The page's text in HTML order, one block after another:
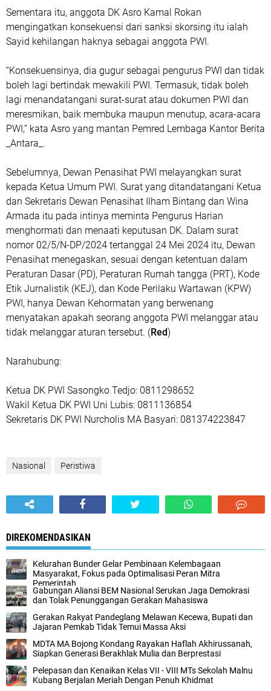
Sementara itu, anggota DK Asro Kamal Rokan
mengingatkan konsekuensi dari sanksi skorsing itu ialah
Sayid kehilangan haknya sebagai anggota PWI.
“Konsekuensinya, dia gugur sebagai pengurus PWI dan tidak
boleh lagi bertindak mewakili PWI. Termasuk, tidak boleh
lagi menandatangani surat-surat atau dokumen PWI dan
meresmikan, baik membuka maupun menutup, acara-acara
PWI,” kata Asro yang mantan Pemred Lembaga Kantor Berita
_Antara_.
Sebelumnya, Dewan Penasihat PWI melayangkan surat
kepada Ketua Umum PWI. Surat yang ditandatangani Ketua
dan Sekretaris Dewan Penasihat Ilham Bintang dan Wina
Armada itu pada intinya meminta Pengurus Harian
menghormati dan menaati keputusan DK. Dalam surat
nomor 02/5/N-DP/2024 tertanggal 24 Mei 2024 itu, Dewan
Penasihat menegaskan, sesuai dengan ketentuan dalam
Peraturan Dasar (PD), Peraturan Rumah tangga (PRT), Kode
Etik Jurnalistik (KEJ), dan Kode Perilaku Wartawan (KPW)
PWI, hanya Dewan Kehormatan yang berwenang
menyatakan apakah seorang anggota PWI melanggar atau
tidak melanggar aturan tersebut. (Red)
Narahubung:
Ketua DK PWI Sasongko Tedjo: 0811298652
Wakil Ketua DK PWI Uni Lubis: 0811136854
Sekretaris DK PWI Nurcholis MA Basyari: 081374223847
Nasional Peristiwa
DIREKOMENDASIKAN
Kelurahan Bunder Gelar Pembinaan Kelembagaan
Masyarakat, Fokus pada Optimalisasi Peran Mitra
Pemerintah
Gabungan Aliansi BEM Nasional Serukan Jaga Demokrasi
dan Tolak Penunggangan Gerakan Mahasiswa
Gerakan Rakyat Pandeglang Melawan Kecewa, Bupati dan
Jajaran Pemkab Tidak Temui Massa Aksi
MDTA MA Bojong Kondang Rayakan Haflah Akhirussanah,
Siapkan Generasi Berakhlak Mulia dan Berprestasi
Pelepasan dan Kenaikan Kelas VII - VIII MTs Sekolah Malnu
Kubang Berjalan Meriah Dengan Penuh Khidmat